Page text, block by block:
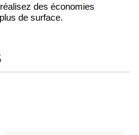
des économies
de surface.